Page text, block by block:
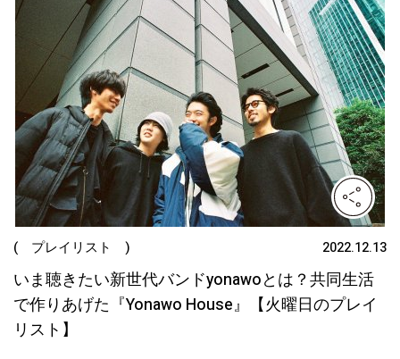
( プレイリスト ) 2022.12.13
いま聴きたい新世代バンドyonawoとは？共同生活
で作りあげた『Yonawo House』【火曜日のプレイ
リスト】